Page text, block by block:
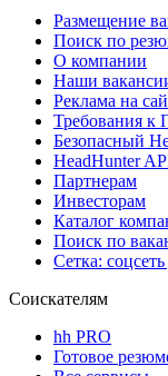
Размещение
Поиск по
О компании
Наши
Реклама на
Требования к
Безопасный
HeadHunter
Партнерам
Инвесторам
Каталог
Поиск по
Сетка:
Соискателям
hh PRO
Готовое